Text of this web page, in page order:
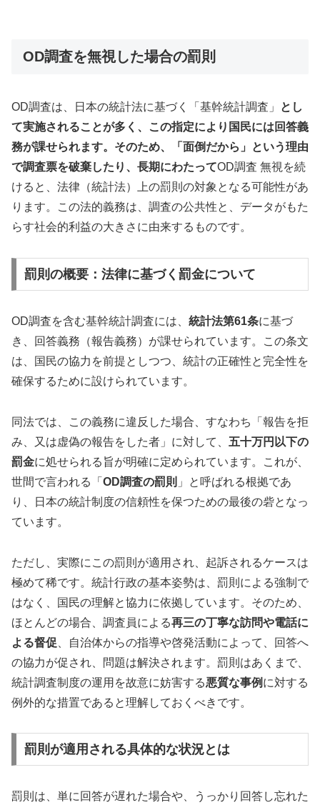
OD調査を無視した場合の罰則
OD調査は、日本の統計法に基づく「基幹統計調査」
とし
て実施されることが多く、この指定により国民には回答義
務が課せられます。そのため、「面倒だから」という理由
で調査票を破棄したり、長期にわたってOD調査 無視を続
けると、法律（統計法）上の罰則の対象となる可能性があ
ります。この法的義務は、調査の公共性と、データがもた
らす社会的利益の大きさに由来するものです。
罰則の概要：法律に基づく罰金について
OD調査を含む基幹統計調査には、 統計法第61条に基づ
き、回答義務（報告義務）が課せられています。この条文
は、国民の協力を前提としつつ、統計の正確性と完全性を
確保するために設けられています。
同法では、この義務に違反した場合、すなわち「報告を拒
み、又は虚偽の報告をした者」に対して、 五十万円以下の
罰金に処せられる旨が明確に定められています。これが、
世間で言われる「 OD調査の罰則 」と呼ばれる根拠であ
り、日本の統計制度の信頼性を保つための最後の砦となっ
ています。
ただし、実際にこの罰則が適用され、起訴されるケースは
極めて稀です。統計行政の基本姿勢は、罰則による強制で
はなく、国民の理解と協力に依拠しています。そのため、
ほとんどの場合、調査員による再三の丁寧な訪問や電話に
よる督促 、自治体からの指導や啓発活動によって、回答へ
の協力が促され、問題は解決されます。罰則はあくまで、
統計調査制度の運用を故意に妨害する悪質な事例 に対する
例外的な措置であると理解しておくべきです。
罰則が適用される具体的な状況とは
罰則は、単に回答が遅れた場合や、うっかり回答し忘れた